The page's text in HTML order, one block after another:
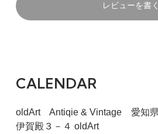
レビューを書く
CALENDAR
oldArt Antiqie & Vintage 愛知県
伊賀殿３－４ oldArt